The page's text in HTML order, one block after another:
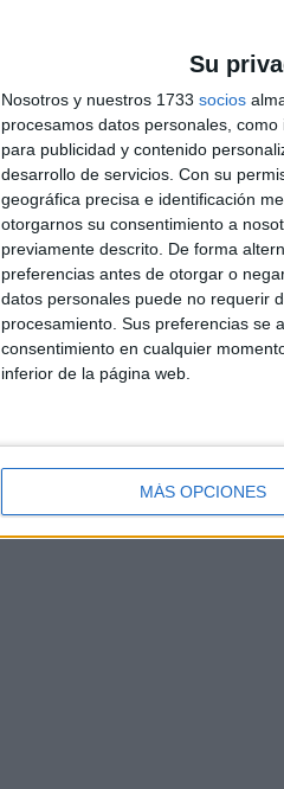
Su
Nosotros y nuestros 1733 socios
procesamos datos personales,
para publicidad y contenido
desarrollo de servicios. Con su
geográfica precisa e identificación
otorgarnos su consentimiento a
previamente descrito. De forma
preferencias antes de otorgar o
datos personales puede no requerir
procesamiento. Sus preferencias se
consentimiento en cualquier
inferior de la página web.
MÁS OPCIONES